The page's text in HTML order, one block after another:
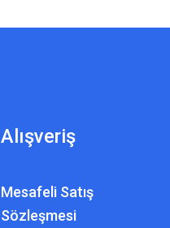
Alışveriş
Mesafeli Satış
Sözleşmesi